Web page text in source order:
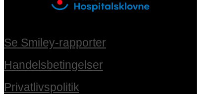
Se Smiley-rapporter
Handelsbetingelser
Privatlivspolitik